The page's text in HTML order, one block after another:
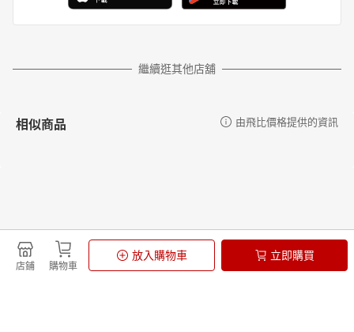
店鋪 購物車
放入購物車 立即購買
繼續逛其他店舖
相似商品 由飛比價格提供的資訊
更多推薦 由飛比價格提供的資訊